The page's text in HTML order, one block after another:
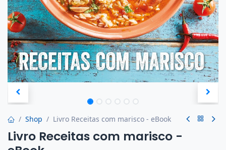
Shop Livro Receitas com marisco - eBook
Livro Receitas com marisco -